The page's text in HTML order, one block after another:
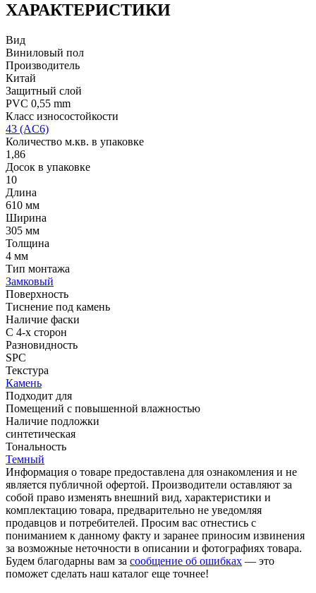
ХАРАКТЕРИСТИКИ
Вид
Виниловый пол
Производитель
Китай
Защитный слой
PVC 0,55 mm
Класс износостойкости
43 (AC6)
Количество м.кв. в упаковке
1,86
Досок в упаковке
10
Длина
610 мм
Ширина
305 мм
Толщина
4 мм
Тип монтажа
Замковый
Поверхность
Тиснение под камень
Наличие фаски
С 4-х сторон
Разновидность
SPC
Текстура
Камень
Подходит для
Помещений с повышенной влажностью
Наличие подложки
синтетическая
Тональность
Темный
Информация о товаре предоставлена для ознакомления и не
является публичной офертой. Производители оставляют за
собой право изменять внешний вид, характеристики и
комплектацию товара, предварительно не уведомляя
продавцов и потребителей. Просим вас отнестись с
пониманием к данному факту и заранее приносим извинения
за возможные неточности в описании и фотографиях товара.
Будем благодарны вам за сообщение об ошибках — это
поможет сделать наш каталог еще точнее!